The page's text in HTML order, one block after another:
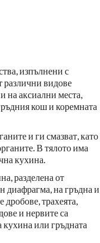
изпълнени с
различни видове
на аксиални места,
кош и коремната
и ги смазват, като
В тялото има
кухина.
разделена от
диафрагма, на гръдна и
трахеята,
и нервите са
кухина или гръдната